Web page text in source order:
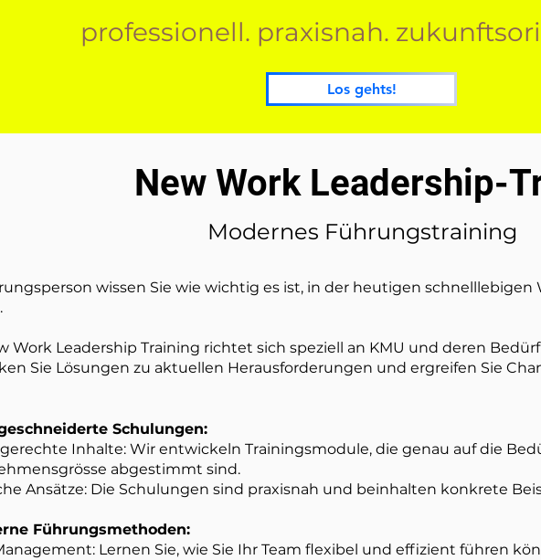
professionell. praxisnah.
Los gehts!
New Work Leadership-
Modernes Führungstraining
wissen Sie wie wichtig es ist, in der heutigen
Work Leadership Training richtet sich speziell an KMU und deren
Sie Lösungen zu aktuellen Herausforderungen und ergreifen Sie
Schulungen:
Inhalte: Wir entwickeln Trainingsmodule, die genau auf die
abgestimmt sind.
Ansätze: Die Schulungen sind praxisnah und beinhalten konkrete
Führungsmethoden:
Lernen Sie, wie Sie Ihr Team flexibel und effizient führen